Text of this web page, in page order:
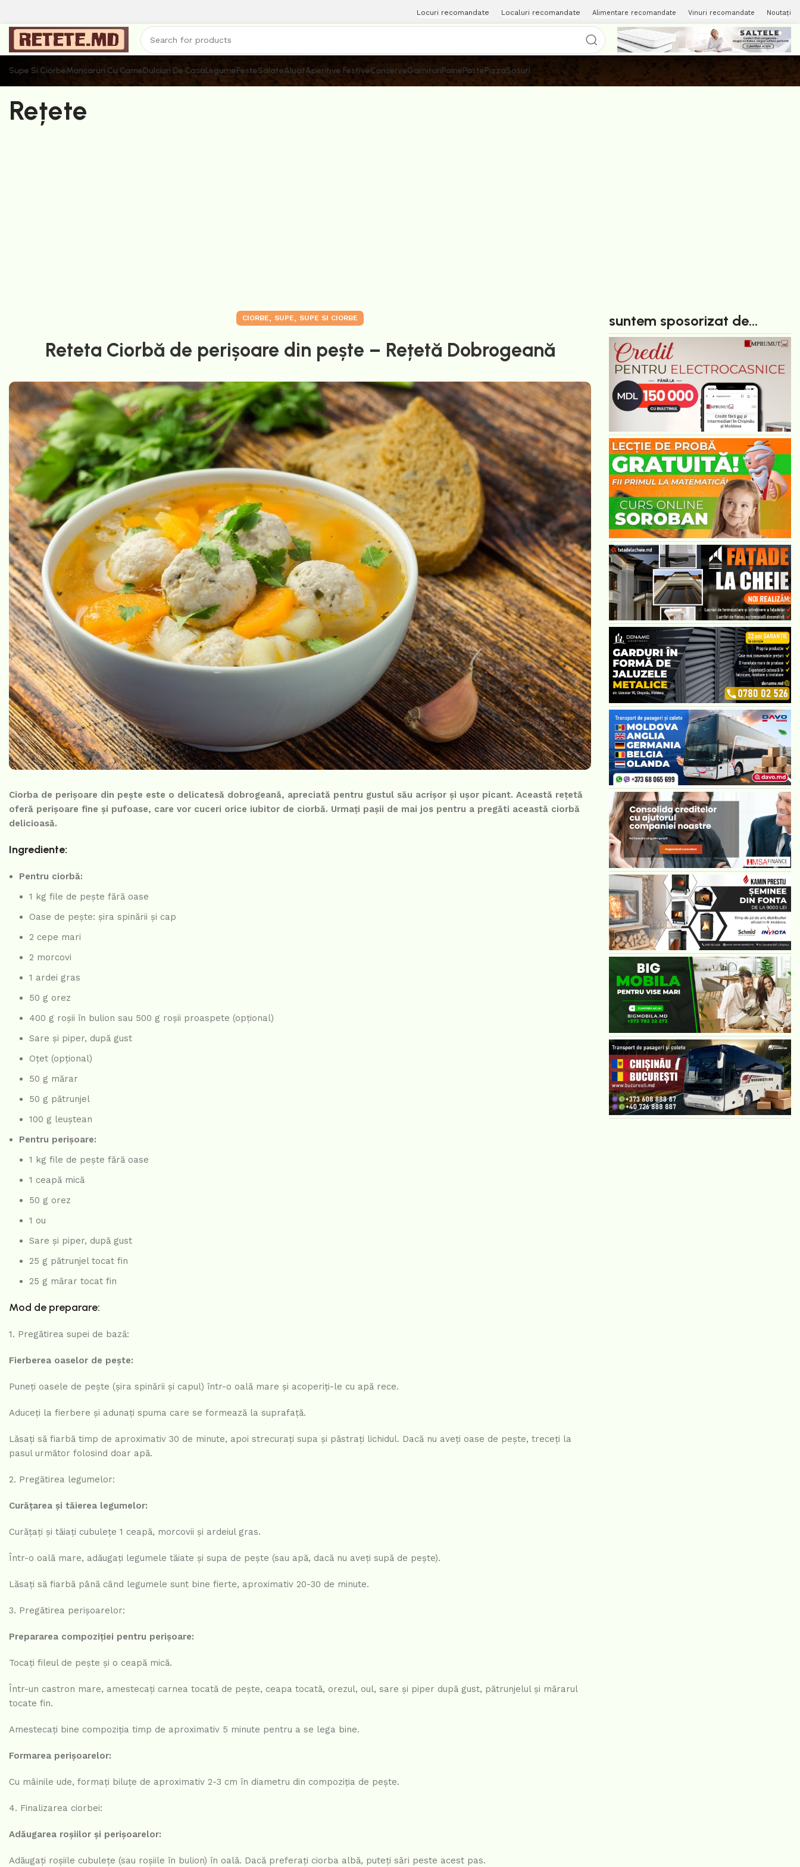
Locuri recomandate Localuri recomandate Alimentare recomandate Vinuri recomandate Noutați
Supe Si CiorbeMancaruri Cu CarneDulciuri De CasaLegumePesteSalateAluatAperitive FestiveConserveGarnituriPainePastePizzaSosuri
Rețete
CIORBE, SUPE, SUPE SI CIORBE
Reteta Ciorbă de perișoare din pește – Rețetă Dobrogeană
Ciorba de perișoare din pește este o delicatesă dobrogeană, apreciată pentru gustul său acrișor și ușor picant. Această rețetă
oferă perișoare fine și pufoase, care vor cuceri orice iubitor de ciorbă. Urmați pașii de mai jos pentru a pregăti această ciorbă
delicioasă.
Ingrediente:
Pentru ciorbă:
1 kg file de pește fără oase
Oase de pește: șira spinării și cap
2 cepe mari
2 morcovi
1 ardei gras
50 g orez
400 g roșii în bulion sau 500 g roșii proaspete (opțional)
Sare și piper, după gust
Oțet (opțional)
50 g mărar
50 g pătrunjel
100 g leuștean
Pentru perișoare:
1 kg file de pește fără oase
1 ceapă mică
50 g orez
1 ou
Sare și piper, după gust
25 g pătrunjel tocat fin
25 g mărar tocat fin
Mod de preparare:
1. Pregătirea supei de bază:
Fierberea oaselor de pește:
Puneți oasele de pește (șira spinării și capul) într-o oală mare și acoperiți-le cu apă rece.
Aduceți la fierbere și adunați spuma care se formează la suprafață.
Lăsați să fiarbă timp de aproximativ 30 de minute, apoi strecurați supa și păstrați lichidul. Dacă nu aveți oase de pește, treceți la
pasul următor folosind doar apă.
2. Pregătirea legumelor:
Curățarea și tăierea legumelor:
Curățați și tăiați cubulețe 1 ceapă, morcovii și ardeiul gras.
Într-o oală mare, adăugați legumele tăiate și supa de pește (sau apă, dacă nu aveți supă de pește).
Lăsați să fiarbă până când legumele sunt bine fierte, aproximativ 20-30 de minute.
3. Pregătirea perișoarelor:
Prepararea compoziției pentru perișoare:
Tocați fileul de pește și o ceapă mică.
Într-un castron mare, amestecați carnea tocată de pește, ceapa tocată, orezul, oul, sare și piper după gust, pătrunjelul și mărarul
tocate fin.
Amestecați bine compoziția timp de aproximativ 5 minute pentru a se lega bine.
Formarea perișoarelor:
Cu mâinile ude, formați biluțe de aproximativ 2-3 cm în diametru din compoziția de pește.
4. Finalizarea ciorbei:
Adăugarea roșiilor și perișoarelor:
Adăugați roșiile cubulețe (sau roșiile în bulion) în oală. Dacă preferați ciorba albă, puteți sări peste acest pas.
suntem sposorizat de...